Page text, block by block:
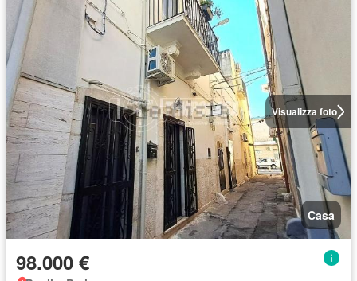
Visualizza foto
Casa
98.000 €